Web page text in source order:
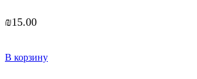
₪15.00
В корзину